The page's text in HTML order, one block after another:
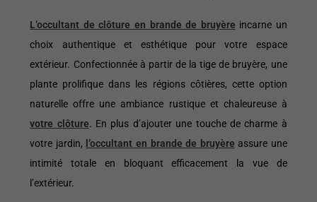
L’occultant de clôture en brande de bruyère incarne un
choix authentique et esthétique pour votre espace
extérieur. Confectionnée à partir de la tige de bruyère, une
plante prolifique dans les régions côtières, cette option
naturelle offre une ambiance rustique et chaleureuse à
votre clôture. En plus d’ajouter une touche de charme à
votre jardin, l’occultant en brande de bruyère assure une
intimité totale en bloquant efficacement la vue de
l’extérieur.